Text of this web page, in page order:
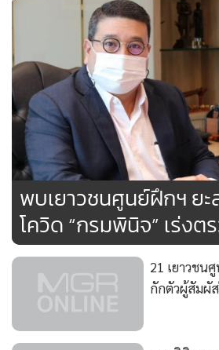
พบเยาวชนศูนย์ฝึกฯ ยะ
โควิด “กรมพินิจ” เร่งต
21 เยาวชน
กักตัวผู้สัมผั